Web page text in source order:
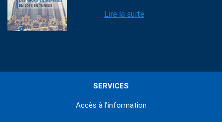
Lire la suite
SERVICES
Accès à l'information